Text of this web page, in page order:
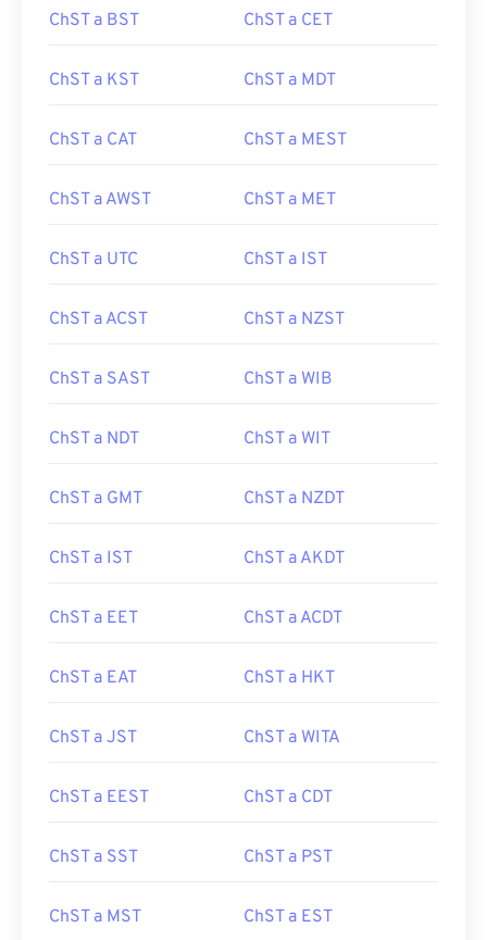
ChST a BST ChST a CET
ChST a KST ChST a MDT
ChST a CAT ChST a MEST
ChST a AWST ChST a MET
ChST a UTC ChST a IST
ChST a ACST ChST a NZST
ChST a SAST ChST a WIB
ChST a NDT ChST a WIT
ChST a GMT ChST a NZDT
ChST a IST ChST a AKDT
ChST a EET ChST a ACDT
ChST a EAT ChST a HKT
ChST a JST ChST a WITA
ChST a EEST ChST a CDT
ChST a SST ChST a PST
ChST a MST ChST a EST